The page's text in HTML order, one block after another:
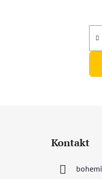
Kontakt